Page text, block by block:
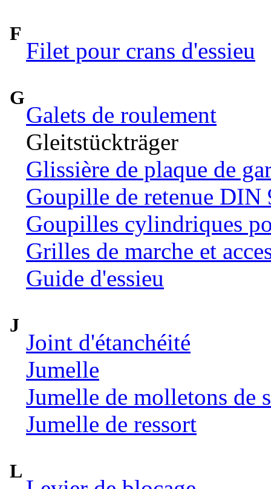
F
Filet pour crans d'essieu
G
Galets de roulement
Gleitstückträger
Glissière de plaque de
Goupille de retenue DIN
Goupilles cylindriques
Grilles de marche et
Guide d'essieu
J
Joint d'étanchéité
Jumelle
Jumelle de molletons de
Jumelle de ressort
L